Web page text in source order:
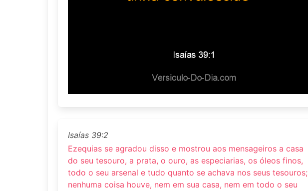
Isaías 39:2
Ezequias se agradou disso e mostrou aos mensageiros a casa
do seu tesouro, a prata, o ouro, as especiarias, os óleos finos,
todo o seu arsenal e tudo quanto se achava nos seus tesouros;
nenhuma coisa houve, nem em sua casa, nem em todo o seu